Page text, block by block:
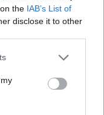
the IAB’s List of
disclose it to other
2.16%
1.99%